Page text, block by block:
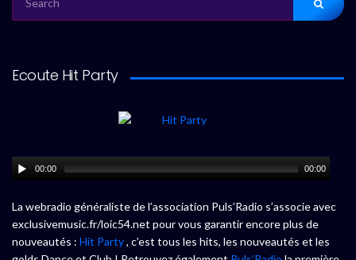
FOR:
Ecoute Hit Party
00:00 00:00
La webradio généraliste de l’association Puls’Radio s’associe avec
exclusivemusic.fr/loic54.net pour vous garantir encore plus de
nouveautés : Hit Party, c’est tous les hits, les nouveautés et les